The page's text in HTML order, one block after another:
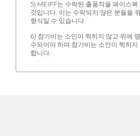
5) MEIFF는 수락된 출품작을 페이스북
것입니다. 이는 수락되지 않은 분들을
형식일 수 있습니다.
6) 참가비는 소인이 찍히지 않고 위에
수되어야 하며 참가비는 소인이 찍히
합니다.